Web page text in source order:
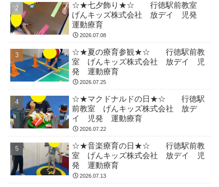
☆★七夕飾り★☆ 行徳駅前教室
げんキッズ株式会社 放デイ 児発
運動療育
2026.07.08
☆★夏の療育参観★☆ 行徳駅前教
室 げんキッズ株式会社 放デイ 児
発 運動療育
2026.07.25
☆★マクドナルドの日★☆ 行徳駅
前教室 げんキッズ株式会社 放デ
イ 児発 運動療育
2026.07.22
☆★音楽療育の日★☆ 行徳駅前教
室 げんキッズ株式会社 放デイ 児
発 運動療育
2026.07.13